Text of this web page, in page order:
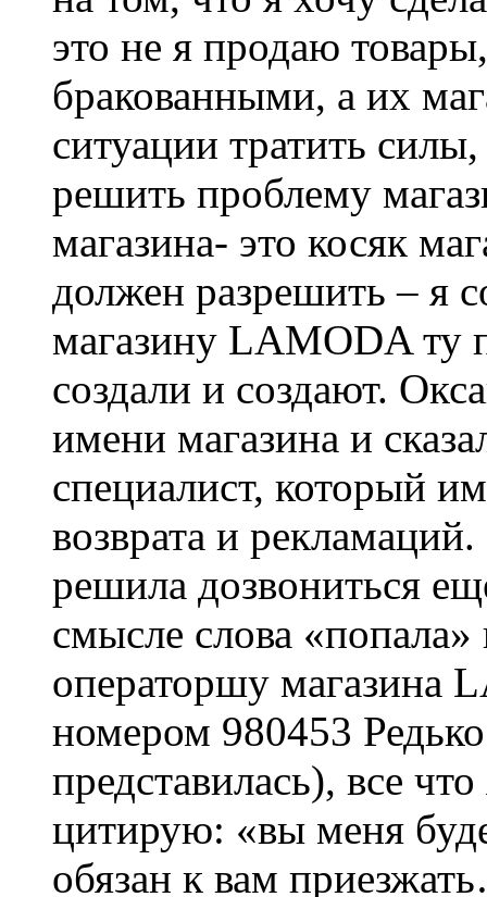
это не я продаю
бракованными, а их
ситуации тратить
решить проблему
магазина- это косяк
должен разрешить – я
магазину LAMODA ту
создали и создают.
имени магазина и
специалист, который
возврата и
решила дозвониться
смысле слова
операторшу магазина
номером 980453
представилась), все
цитирую: «вы меня
обязан к вам